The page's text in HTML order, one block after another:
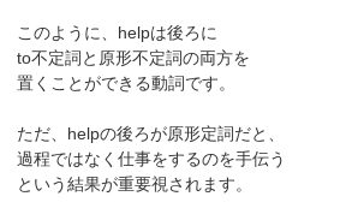
このように、helpは後ろに
to不定詞と原形不定詞の両方を
置くことができる動詞です。
ただ、helpの後ろが原形定詞だと、
過程ではなく仕事をするのを手伝う
という結果が重要視されます。